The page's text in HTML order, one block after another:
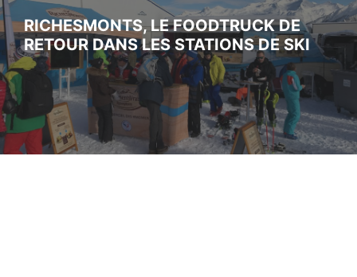
RICHESMONTS, LE FOODTRUCK DE
RETOUR DANS LES STATIONS DE SKI